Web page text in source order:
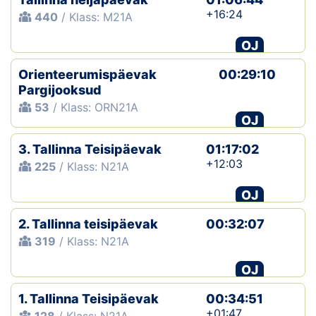
440 / Klass: M21A +16:24
OJ
Orienteerumispäevak
Pargijooksud
53 / Klass: ORN21A
00:29:10
OJ
3. Tallinna Teisipäevak
225 / Klass: N21A
01:17:02
+12:03
OJ
2. Tallinna teisipäevak
319 / Klass: N21A
00:32:07
OJ
1. Tallinna Teisipäevak
00:34:51
+01:47